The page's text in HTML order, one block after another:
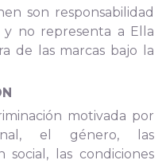
son responsabilidad
no representa a Ella
de las marcas bajo la
motivada por
el género, las
social, las condiciones